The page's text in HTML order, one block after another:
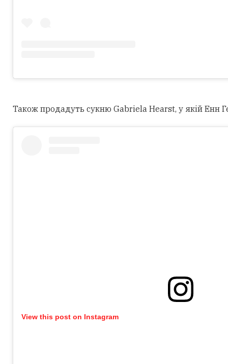
Також продадуть сукню Gabriela Hearst, у якій Енн
View this post on Instagram